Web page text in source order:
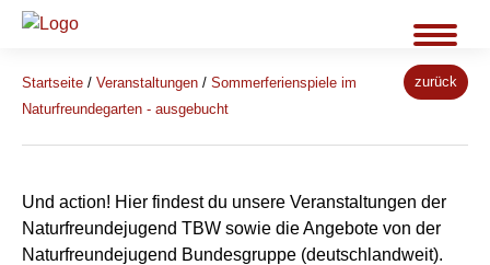
Startseite / Veranstaltungen / Sommerferienspiele im
Naturfreundegarten - ausgebucht
zurück
Und action! Hier findest du unsere Veranstaltungen der
Naturfreundejugend TBW sowie die Angebote von der
Naturfreundejugend Bundesgruppe (deutschlandweit).